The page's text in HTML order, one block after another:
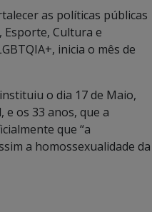
as políticas públicas
Esporte, Cultura e
inicia o mês de
o dia 17 de Maio,
e os 33 anos, que a
que “a
a homossexualidade da